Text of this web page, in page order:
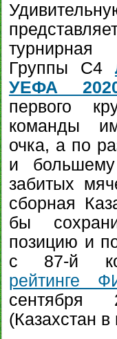
Группы C4
УЕФА
первого
команды
очка, а по
и большему
забитых
сборная
бы
позицию и
с 87-й
рейтинге
сентября
(Казахстан